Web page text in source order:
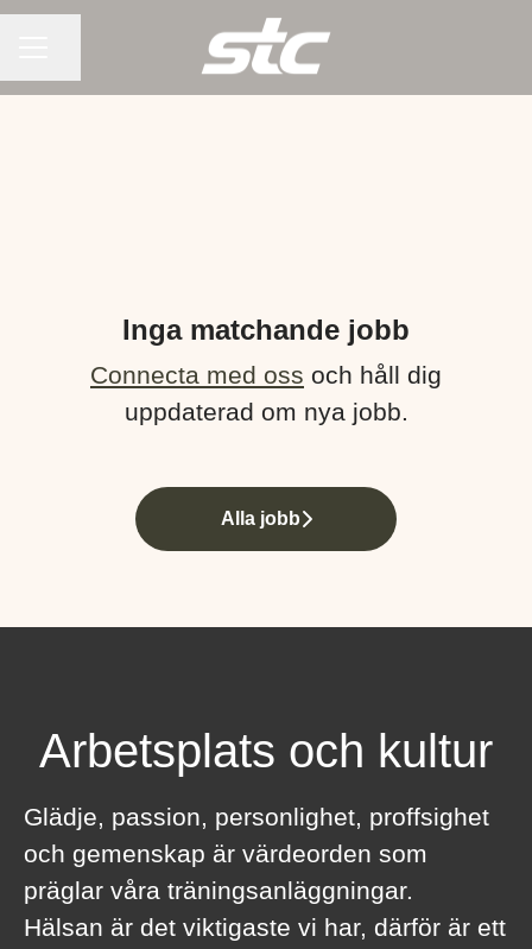
Inga matchande jobb
Connecta med oss och håll dig
uppdaterad om nya jobb.
Alla jobb
Arbetsplats och kultur
Glädje, passion, personlighet, proffsighet
och gemenskap är värdeorden som
präglar våra träningsanläggningar.
Hälsan är det viktigaste vi har, därför är ett